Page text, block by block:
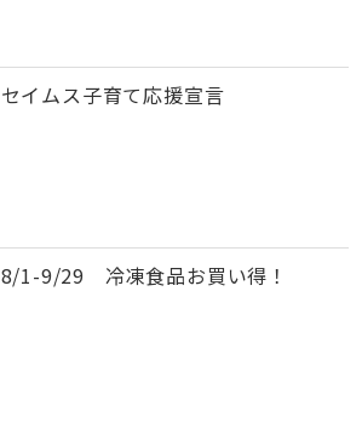
セイムス子育て応援宣言
8/1-9/29 冷凍食品お買い得！